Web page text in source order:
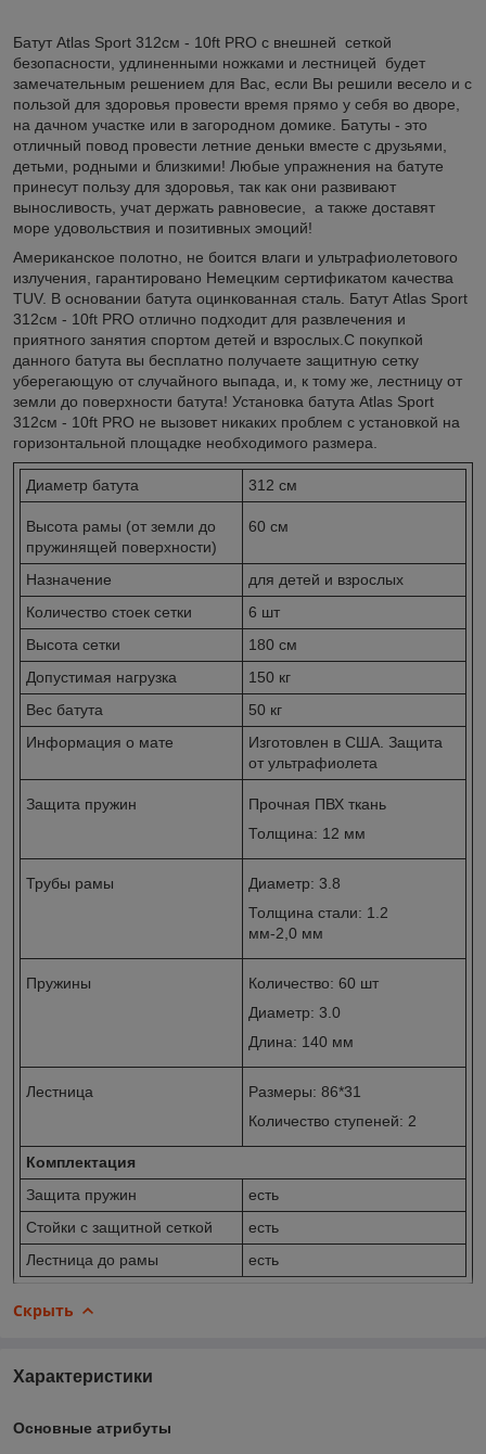
Батут Atlas Sport 312см - 10ft PRO с внешней сеткой
безопасности, удлиненными ножками и лестницей будет
замечательным решением для Вас, если Вы решили весело и с
пользой для здоровья провести время прямо у себя во дворе,
на дачном участке или в загородном домике. Батуты - это
отличный повод провести летние деньки вместе с друзьями,
детьми, родными и близкими! Любые упражнения на батуте
принесут пользу для здоровья, так как они развивают
выносливость, учат держать равновесие, а также доставят
море удовольствия и позитивных эмоций!
Американское полотно, не боится влаги и ультрафиолетового
излучения, гарантировано Немецким сертификатом качества
TUV. В основании батута оцинкованная сталь. Батут Atlas Sport
312см - 10ft PRO отлично подходит для развлечения и
приятного занятия спортом детей и взрослых.С покупкой
данного батута вы бесплатно получаете защитную сетку
уберегающую от случайного выпада, и, к тому же, лестницу от
земли до поверхности батута! Установка батута Atlas Sport
312см - 10ft PRO не вызовет никаких проблем с установкой на
горизонтальной площадке необходимого размера.
Диаметр батута 312 см
Высота рамы (от земли до
пружинящей поверхности)
60 см
Назначение
для детей и взрослых
Количество стоек сетки
6 шт
Высота сетки
180 см
Допустимая нагрузка
150 кг
Вес батута
50 кг
Информация о мате
Изготовлен в США. Защита
от ультрафиолета
Защита пружин
Прочная ПВХ ткань
Толщина: 12 мм
Трубы рамы
Диаметр: 3.8
Толщина стали: 1.2
мм-2,0 мм
Пружины
Количество: 60 шт
Диаметр: 3.0
Длина: 140 мм
Лестница
Размеры: 86*31
Количество ступеней: 2
Комплектация
Защита пружин
есть
Стойки с защитной сеткой
есть
Лестница до рамы
есть
Скрыть
Характеристики
Основные атрибуты